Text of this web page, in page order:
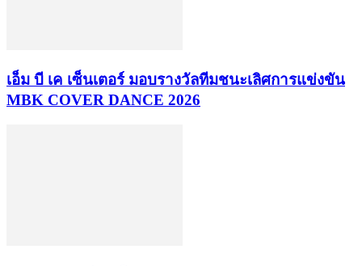
เอ็ม บี เค เซ็นเตอร์ มอบรางวัลทีมชนะเลิศการแข่งขัน
MBK COVER DANCE 2026